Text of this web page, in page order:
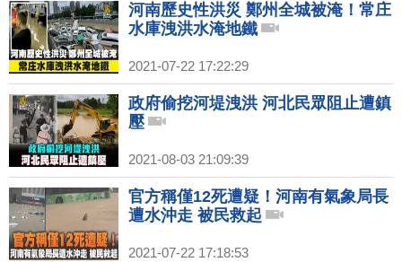
河南歷史性洪災 鄭州全城被淹！常庄
水庫洩洪水淹地鐵
2021-07-22 17:22:29
政府偷挖河堤洩洪 河北民眾阻止遭鎮
壓
2021-08-03 21:09:39
官方稱僅12死遭疑！河南有氣象局長
遭水沖走 被民救起
2021-07-22 17:18:53